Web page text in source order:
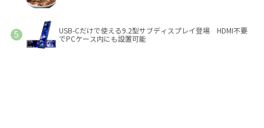
USB-Cだけで使える9.2型サブディスプレイ登場 HDMI不要
でPCケース内にも設置可能